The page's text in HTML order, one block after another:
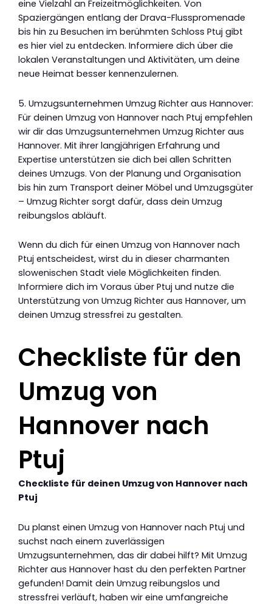
eine Vielzahl an Freizeitmöglichkeiten. Von
Spaziergängen entlang der Drava-Flusspromenade
bis hin zu Besuchen im berühmten Schloss Ptuj gibt
es hier viel zu entdecken. Informiere dich über die
lokalen Veranstaltungen und Aktivitäten, um deine
neue Heimat besser kennenzulernen.
5. Umzugsunternehmen Umzug Richter aus Hannover:
Für deinen Umzug von Hannover nach Ptuj empfehlen
wir dir das Umzugsunternehmen Umzug Richter aus
Hannover. Mit ihrer langjährigen Erfahrung und
Expertise unterstützen sie dich bei allen Schritten
deines Umzugs. Von der Planung und Organisation
bis hin zum Transport deiner Möbel und Umzugsgüter
– Umzug Richter sorgt dafür, dass dein Umzug
reibungslos abläuft.
Wenn du dich für einen Umzug von Hannover nach
Ptuj entscheidest, wirst du in dieser charmanten
slowenischen Stadt viele Möglichkeiten finden.
Informiere dich im Voraus über Ptuj und nutze die
Unterstützung von Umzug Richter aus Hannover, um
deinen Umzug stressfrei zu gestalten.
Checkliste für den
Umzug von
Hannover nach
Ptuj
Checkliste für deinen Umzug von Hannover nach
Ptuj
Du planst einen Umzug von Hannover nach Ptuj und
suchst nach einem zuverlässigen
Umzugsunternehmen, das dir dabei hilft? Mit Umzug
Richter aus Hannover hast du den perfekten Partner
gefunden! Damit dein Umzug reibungslos und
stressfrei verläuft, haben wir eine umfangreiche